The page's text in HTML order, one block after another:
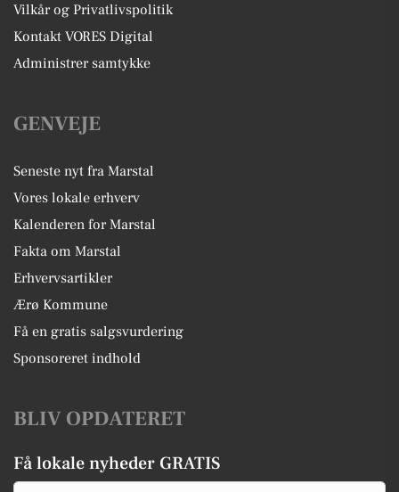
Vilkår og Privatlivspolitik
Kontakt VORES Digital
Administrer samtykke
GENVEJE
Seneste nyt fra Marstal
Vores lokale erhverv
Kalenderen for Marstal
Fakta om Marstal
Erhvervsartikler
Ærø Kommune
Få en gratis salgsvurdering
Sponsoreret indhold
BLIV OPDATERET
Få lokale nyheder GRATIS